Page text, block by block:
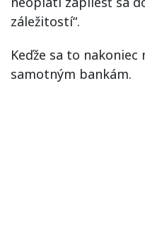
záležitostí“.
Keďže sa to
samotným bankám.